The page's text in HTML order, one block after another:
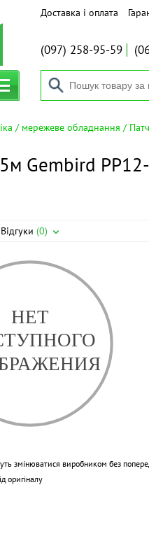
Доставка і оплата
(097) 258-95-59
мережеве обладнання
Gembird
Відгуки (0)
змінюватися виробником без
оригіналу